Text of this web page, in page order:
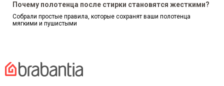
Почему полотенца после стирки становятся жесткими?
Собрали простые правила, которые сохранят ваши полотенца
мягкими и пушистыми